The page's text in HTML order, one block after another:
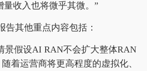
量收入也将微乎其微。”
告其他重点内容包括：
景假设AI RAN不会扩大整体RAN
着运营商将更高程度的虚拟化、